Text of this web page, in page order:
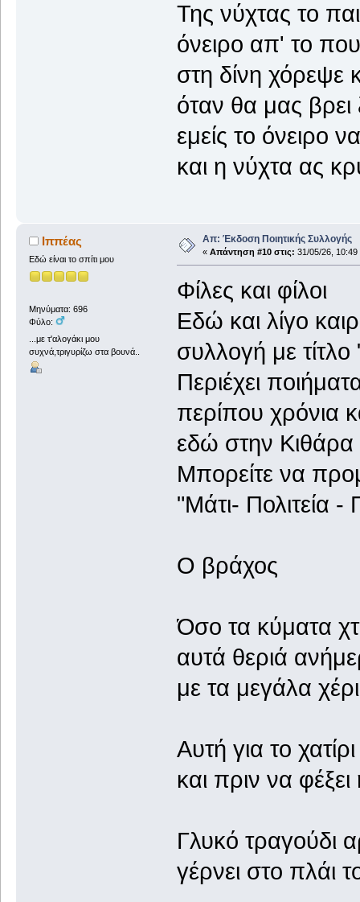
Της νύχτας το
όνειρο απ' το
στη δίνη χόρεψε
όταν θα μας βρει
εμείς το όνειρο
και η νύχτα ας
Ιππέας
Εδώ είναι το σπίτι μου
Μηνύματα: 696
Φύλο:
...με τ'αλογάκι μου
συχνά,τριγυρίζω στα βουνά..
Απ: Έκδοση Ποιητικής Συλλογής
« Απάντηση #10 στις: 31/05/26, 10:49
Φίλες και φίλοι
Εδώ και λίγο
συλλογή με
Περιέχει
περίπου χρόνια
εδώ στην Κιθάρα
Μπορείτε να
"Μάτι- Πολιτεία
Ο βράχος
Όσο τα κύματα
αυτά θεριά
με τα μεγάλα
Αυτή για το
και πριν να
Γλυκό τραγούδι
γέρνει στο πλάι